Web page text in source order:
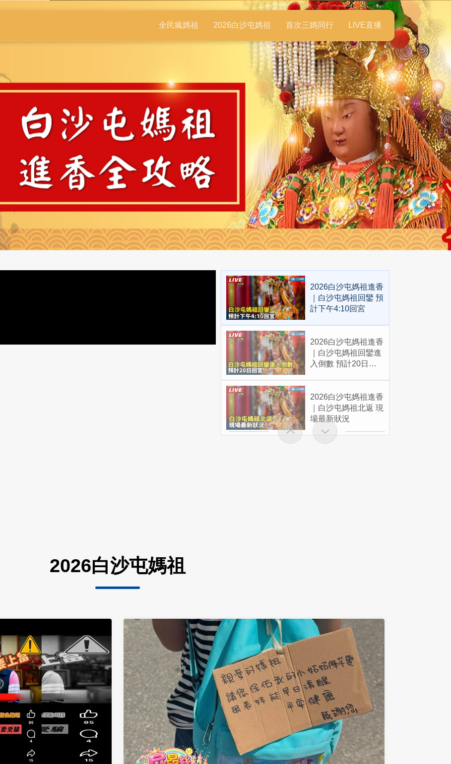
全民瘋媽祖 2026白沙屯媽祖 首次三媽同行 LIVE直播
2026白沙屯媽祖進香
｜白沙屯媽祖回鑾 預
計下午4:10回宮
2026白沙屯媽祖進香
｜白沙屯媽祖回鑾進
入倒數 預計20日回
2026白沙屯媽祖進香
｜白沙屯媽祖北返 現
場最新狀況
2026白沙屯媽祖